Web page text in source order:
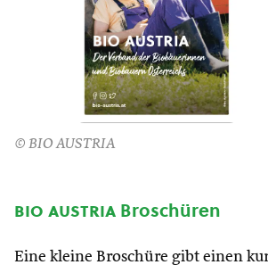
© BIO AUSTRIA
bio austria Broschüren
Eine kleine Broschüre gibt einen